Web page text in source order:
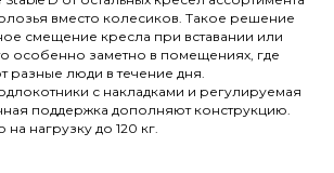
вместо колесиков. Такое решение
смещение кресла при вставании или
особенно заметно в помещениях, где
разные люди в течение дня.
с накладками и регулируемая
поддержка дополняют конструкцию.
нагрузку до 120 кг.